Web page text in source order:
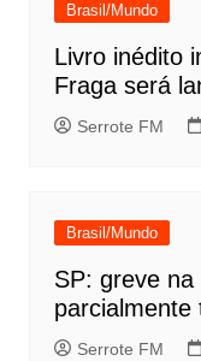
Brasil/Mundo
Livro inédito
Fraga será
Serrote FM
Brasil/Mundo
SP: greve
parcialmente
Serrote FM